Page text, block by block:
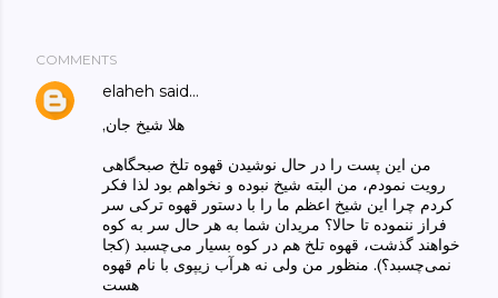
COMMENTS
elaheh said…
,هلا شیخ جان
من این پست را در حال نوشیدن قهوه تلخ صبحگاهی
رویت نمودم، من البته شیخ نبوده و نخواهم بود لذا فکر
کردم چرا این شیخ اعظم ما را با دستور قهوه ترکی‌ سر
فراز ننموده‌ تا حالا؟ مریدان شما به هر حال سر به کوه
خواهند گذشت، قهوه تلخ هم در کوه بسیار می‌چسبد (کجا
نمی‌چسبد؟). منظور من ولی‌ نه هرآب زیپوی‌ با نام قهوه
هست